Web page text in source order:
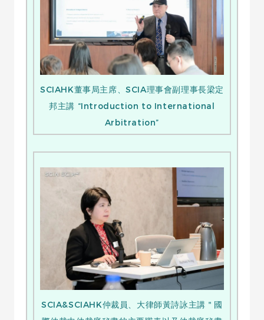
SCIAHK董事局主席、SCIA理事會副理事長梁定
邦主講 “Introduction to International
Arbitration”
SCIA&SCIAHK仲裁員、大律師黃詩詠主講＂國